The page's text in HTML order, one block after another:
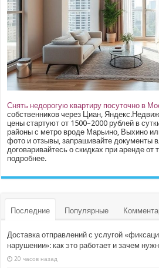
Снять недорогую квартиру посуточно в
собственников через Циан,
цены стартуют от 1500–2000 рублей в
районы с метро вроде Марьино, Выхино
фото и отзывы, запрашивайте документы
договаривайтесь о скидках при аренде от
подробнее.
Последние Популярные
Доставка отправлений с услугой
нарушении»: как это работает и зачем
20 часов назад